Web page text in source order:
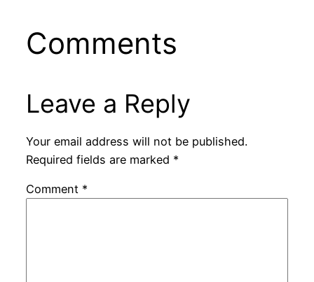
Comments
Leave a Reply
Your email address will not be published.
Required fields are marked *
Comment *